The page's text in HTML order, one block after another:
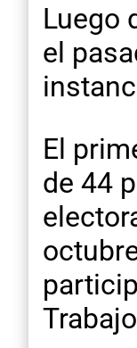
Luego
el
El
de 44